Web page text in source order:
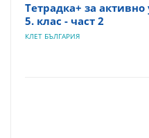
Тетрадка+ за
5. клас - част 2
КЛЕТ БЪЛГАРИЯ